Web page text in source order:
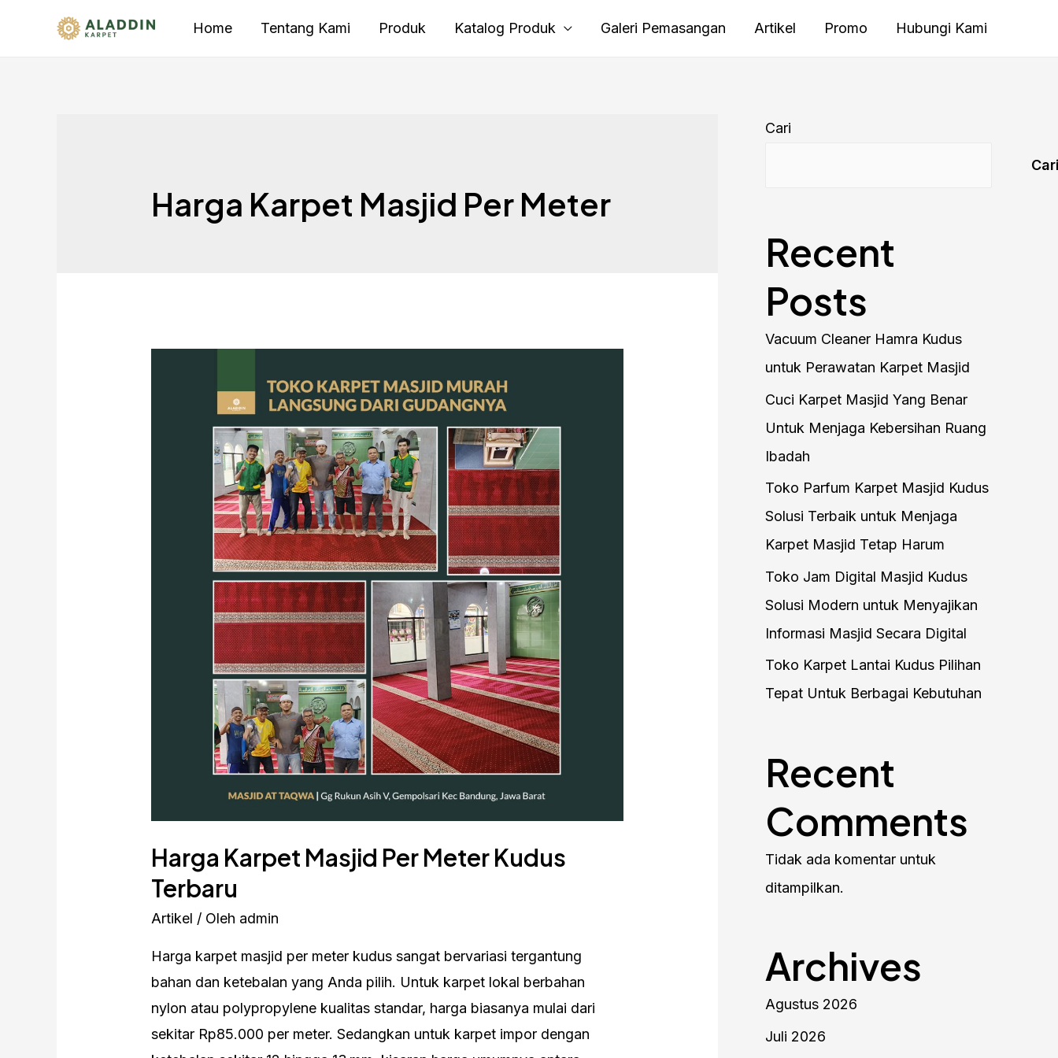
Home Tentang Kami Produk Katalog Produk Galeri Pemasangan Artikel Promo Hubungi Kami
Harga Karpet Masjid Per Meter
Harga Karpet Masjid Per Meter Kudus
Terbaru
Artikel / Oleh admin
Harga karpet masjid per meter kudus sangat bervariasi tergantung
bahan dan ketebalan yang Anda pilih. Untuk karpet lokal berbahan
nylon atau polypropylene kualitas standar, harga biasanya mulai dari
sekitar Rp85.000 per meter. Sedangkan untuk karpet impor dengan
Cari
Recent
Posts
Vacuum Cleaner Hamra Kudus
untuk Perawatan Karpet Masjid
Cuci Karpet Masjid Yang Benar
Untuk Menjaga Kebersihan Ruang
Ibadah
Toko Parfum Karpet Masjid Kudus
Solusi Terbaik untuk Menjaga
Karpet Masjid Tetap Harum
Toko Jam Digital Masjid Kudus
Solusi Modern untuk Menyajikan
Informasi Masjid Secara Digital
Toko Karpet Lantai Kudus Pilihan
Tepat Untuk Berbagai Kebutuhan
Recent
Comments
Tidak ada komentar untuk
ditampilkan.
Archives
Agustus 2026
Juli 2026